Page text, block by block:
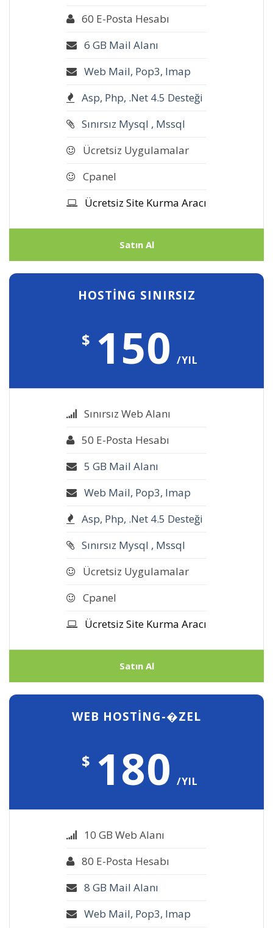
60 E-Posta Hesabı
6 GB Mail Alanı
Web Mail, Pop3, Imap
Asp, Php, .Net 4.5 Desteği
Sınırsız Mysql , Mssql
Ücretsiz Uygulamalar
Cpanel
Ücretsiz Site Kurma Aracı
Satın Al
HOSTİNG SINIRSIZ
$
150/YIL
Sınırsız Web Alanı
50 E-Posta Hesabı
5 GB Mail Alanı
Web Mail, Pop3, Imap
Asp, Php, .Net 4.5 Desteği
Sınırsız Mysql , Mssql
Ücretsiz Uygulamalar
Cpanel
Ücretsiz Site Kurma Aracı
Satın Al
WEB HOSTING-�ZEL
$
180/YIL
10 GB Web Alanı
80 E-Posta Hesabı
8 GB Mail Alanı
Web Mail, Pop3, Imap